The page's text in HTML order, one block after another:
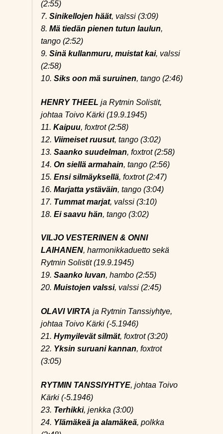
(2:55)
7. Sinikellojen häät, valssi (3:09)
8. Mä tiedän pienen tutun laulun,
tango (2:52)
9. Sinä kullanmuru, muistat kai, valssi
(2:58)
10. Siks oon mä suruinen, tango (2:46)
HENRY THEEL ja Rytmin Solistit,
johtaa Toivo Kärki (19.9.1945)
11. Kaipuu, foxtrot (2:58)
12. Viimeiset ruusut, tango (3:02)
13. Saanko suudelman, foxtrot (2:58)
14. On siellä armahain, tango (2:56)
15. Ensi silmäyksellä, foxtrot (2:47)
16. Marjatta ystäväin, tango (3:04)
17. Tummat marjat, valssi (3:10)
18. Ei saavu hän, tango (3:02)
VILJO VESTERINEN & ONNI
LAIHANEN, harmonikkaduetto sekä
Rytmin Solistit (19.9.1945)
19. Saanko luvan, hambo (2:55)
20. Muistojen valssi, valssi (2:45)
OLAVI VIRTA ja Rytmin Tanssiyhtye,
johtaa Toivo Kärki (-5.1946)
21. Hymyilevät silmät, foxtrot (3:20)
22. Yksin suruani kannan, foxtrot
(3:05)
RYTMIN TANSSIYHTYE, johtaa Toivo
Kärki (-5.1946)
23. Terhikki, jenkka (3:00)
24. Ylämäkeä ja alamäkeä, polkka